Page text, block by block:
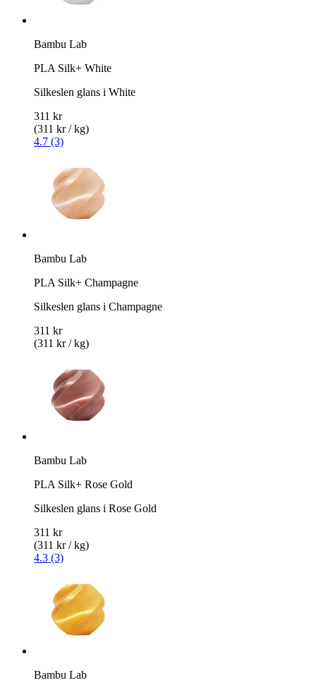
Bambu Lab
PLA Silk+ White
Silkeslen glans i White
311 kr
(311 kr / kg)
4.7 (3)
Bambu Lab
PLA Silk+ Champagne
Silkeslen glans i Champagne
311 kr
(311 kr / kg)
Bambu Lab
PLA Silk+ Rose Gold
Silkeslen glans i Rose Gold
311 kr
(311 kr / kg)
4.3 (3)
Bambu Lab